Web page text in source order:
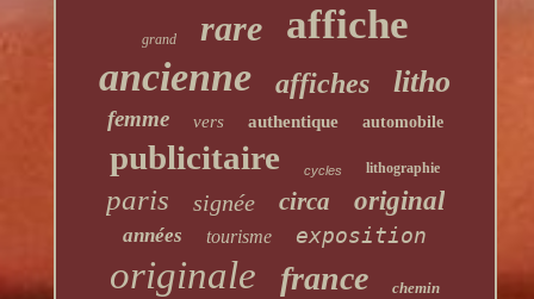
grand rare affiche
ancienne affiches litho
femme vers authentique automobile
publicitaire cycles lithographie
paris signée circa original
années tourisme exposition
originale france chemin